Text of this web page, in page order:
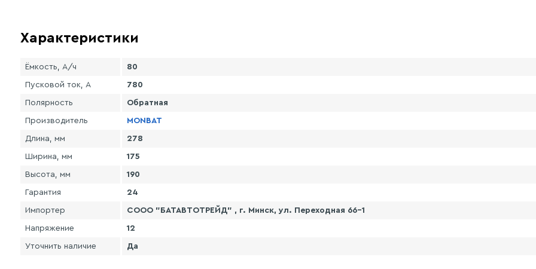
Характеристики
Ёмкость, А/ч 80
Пусковой ток, А 780
Полярность Обратная
Производитель MONBAT
Длина, мм 278
Ширина, мм 175
Высота, мм 190
Гарантия 24
Импортер СООО "БАТАВТОТРЕЙД" , г. Минск, ул. Переходная 66-1
Напряжение 12
Уточнить наличие Да